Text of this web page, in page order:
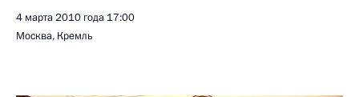
4 марта 2010 года 17:00
Москва, Кремль